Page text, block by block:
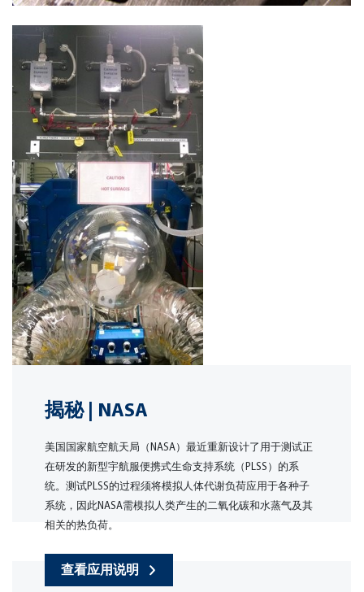
揭秘 | NASA
美国国家航空航天局（NASA）最近重新设计了用于测试正
在研发的新型宇航服便携式生命支持系统（PLSS）的系
统。测试PLSS的过程须将模拟人体代谢负荷应用于各种子
系统，因此NASA需模拟人类产生的二氧化碳和水蒸气及其
相关的热负荷。
查看应用说明